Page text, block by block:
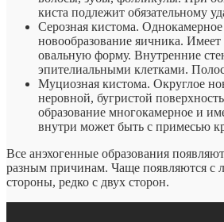
киста подлежит обязательному
Серозная кистома.
новообразование яичника.
овальную форму. Внутренние
эпителиальными клетками.
Муциозная кистома. Округлое
неровной, бугристой
образование многокамерное и
внутри может быть с примесью
Все анэхогенные образования
разным причинам. Чаще появляются с
стороны, редко с двух сторон.